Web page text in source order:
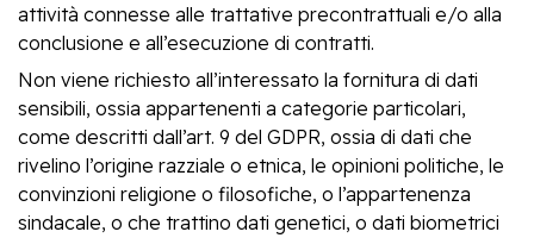
attività connesse alle trattative precontrattuali e/o alla
conclusione e all’esecuzione di contratti.
Non viene richiesto all’interessato la fornitura di dati
sensibili, ossia appartenenti a categorie particolari,
come descritti dall’art. 9 del GDPR, ossia di dati che
rivelino l’origine razziale o etnica, le opinioni politiche, le
convinzioni religione o filosofiche, o l’appartenenza
sindacale, o che trattino dati genetici, o dati biometrici